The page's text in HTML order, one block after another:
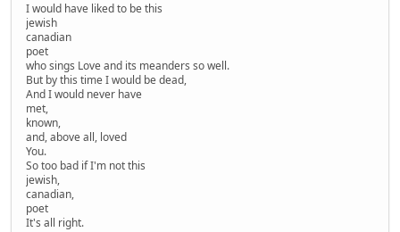
I would have liked to be this
jewish
canadian
poet
who sings Love and its meanders so well.
But by this time I would be dead,
And I would never have
met,
known,
and, above all, loved
You.
So too bad if I'm not this
jewish,
canadian,
poet
It's all right.